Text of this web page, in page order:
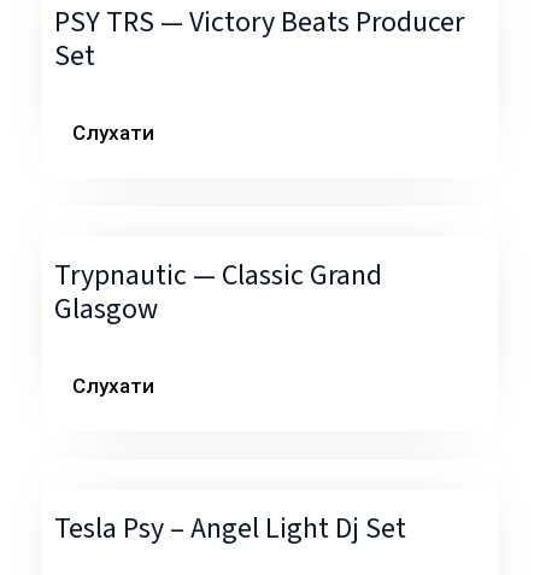
PSY TRS — Victory Beats Producer
Set
Слухати
Trypnautic — Classic Grand
Glasgow
Слухати
Tesla Psy – Angel Light Dj Set